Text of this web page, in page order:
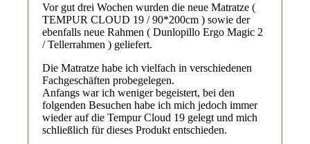
Vor gut drei Wochen wurden die neue Matratze (
TEMPUR CLOUD 19 / 90*200cm ) sowie der
ebenfalls neue Rahmen ( Dunlopillo Ergo Magic 2
/ Tellerrahmen ) geliefert.
Die Matratze habe ich vielfach in verschiedenen
Fachgeschäften probegelegen.
Anfangs war ich weniger begeistert, bei den
folgenden Besuchen habe ich mich jedoch immer
wieder auf die Tempur Cloud 19 gelegt und mich
schließlich für dieses Produkt entschieden.